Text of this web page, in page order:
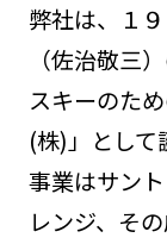
弊社は、１
（佐治敬三
スキーのた
(株)」として
事業はサン
レンジ、そ